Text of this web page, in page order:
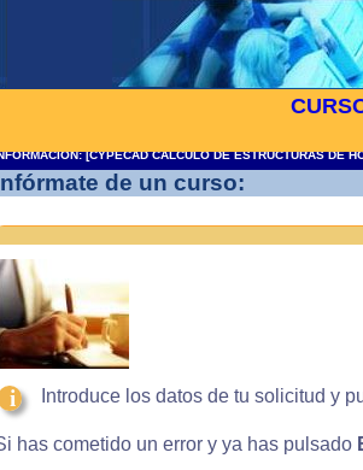
[CYPECAD CALCULO DE ESTRUCTURAS DE
de un curso:
Introduce los datos de tu solicitud y
has cometido un error y ya has pulsado